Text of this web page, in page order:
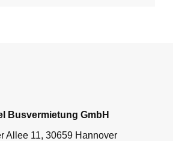
Busvermietung GmbH
Allee 11, 30659 Hannover